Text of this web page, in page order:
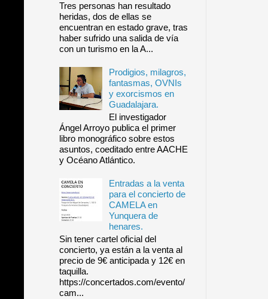
Tres personas han resultado
heridas, dos de ellas se
encuentran en estado grave, tras
haber sufrido una salida de vía
con un turismo en la A...
Prodigios, milagros,
fantasmas, OVNIs
y exorcismos en
Guadalajara.
El investigador
Ángel Arroyo publica el primer
libro monográfico sobre estos
asuntos, coeditado entre AACHE
y Océano Atlántico.
Entradas a la venta
para el concierto de
CAMELA en
Yunquera de
henares.
Sin tener cartel oficial del
concierto, ya están a la venta al
precio de 9€ anticipada y 12€ en
taquilla.
https://concertados.com/evento/
cam...